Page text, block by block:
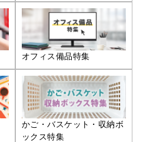
オフィス備品特集
かご・バスケット・収納ボ
ックス特集